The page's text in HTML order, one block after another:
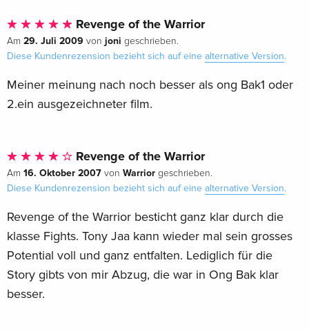
Revenge of the Warrior
Am 29. Juli 2009 von joni geschrieben.
Diese Kundenrezension bezieht sich auf eine alternative Version.
Meiner meinung nach noch besser als ong Bak1 oder
2.ein ausgezeichneter film.
Revenge of the Warrior
Am 16. Oktober 2007 von Warrior geschrieben.
Diese Kundenrezension bezieht sich auf eine alternative Version.
Revenge of the Warrior besticht ganz klar durch die
klasse Fights. Tony Jaa kann wieder mal sein grosses
Potential voll und ganz entfalten. Lediglich für die
Story gibts von mir Abzug, die war in Ong Bak klar
besser.